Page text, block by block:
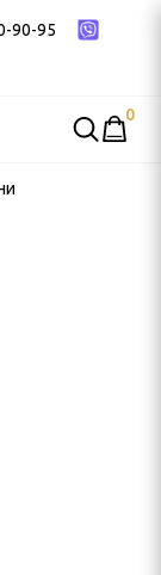
90-95
0